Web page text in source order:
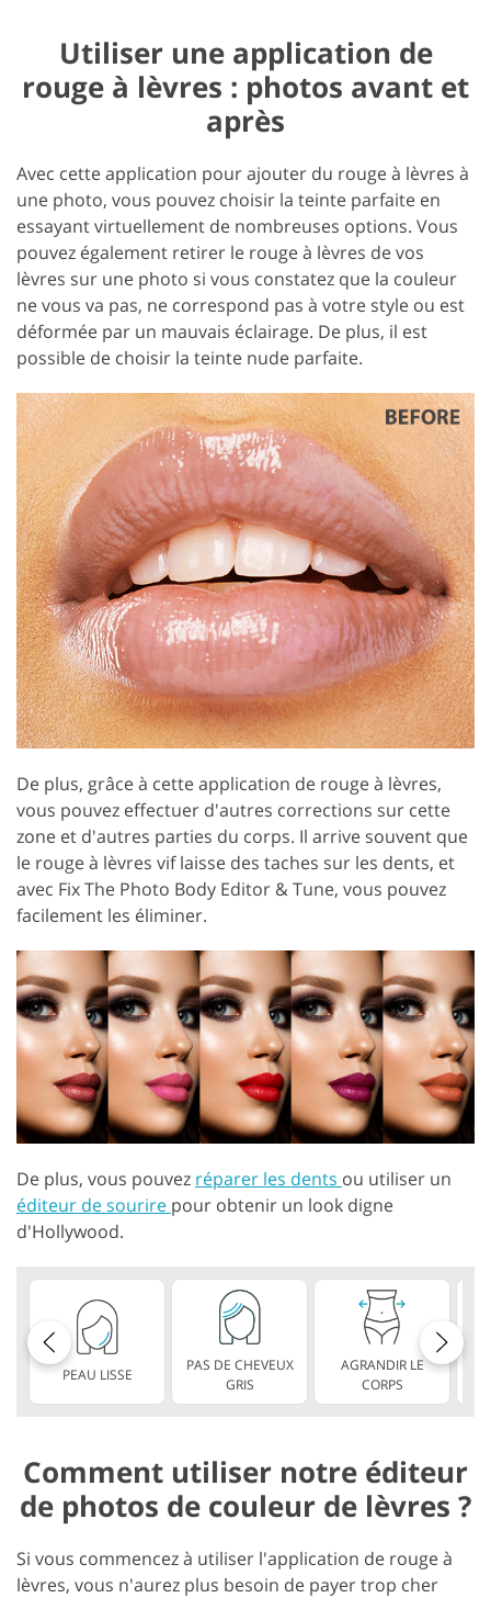
Utiliser une application de
rouge à lèvres : photos avant et
après
Avec cette application pour ajouter du rouge à lèvres à
une photo, vous pouvez choisir la teinte parfaite en
essayant virtuellement de nombreuses options. Vous
pouvez également retirer le rouge à lèvres de vos
lèvres sur une photo si vous constatez que la couleur
ne vous va pas, ne correspond pas à votre style ou est
déformée par un mauvais éclairage. De plus, il est
possible de choisir la teinte nude parfaite.
De plus, grâce à cette application de rouge à lèvres,
vous pouvez effectuer d'autres corrections sur cette
zone et d'autres parties du corps. Il arrive souvent que
le rouge à lèvres vif laisse des taches sur les dents, et
avec Fix The Photo Body Editor & Tune, vous pouvez
facilement les éliminer.
De plus, vous pouvez réparer les dents ou utiliser un
éditeur de sourire pour obtenir un look digne
d'Hollywood.
PEAU LISSE
PAS DE CHEVEUX
GRIS
AGRANDIR LE
CORPS
Comment utiliser notre éditeur
de photos de couleur de lèvres ?
Si vous commencez à utiliser l'application de rouge à
lèvres, vous n'aurez plus besoin de payer trop cher